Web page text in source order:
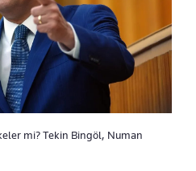
mi? Tekin Bingöl, Numan